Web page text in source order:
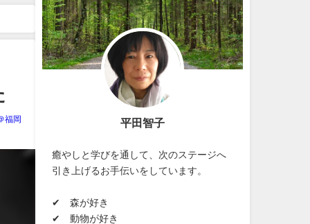
2019年7月27日
福岡 平田智子
癒やしと学びを通して、次のステージへ
引き上げるお手伝いをしています。
✔ 森が好き
✔ 動物が好き